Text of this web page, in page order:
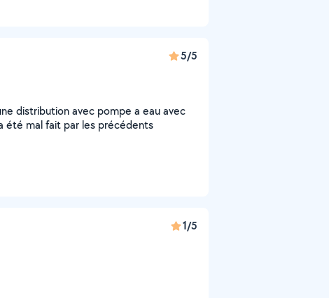
5/5
distribution avec pompe a eau avec
été mal fait par les précédents
1/5